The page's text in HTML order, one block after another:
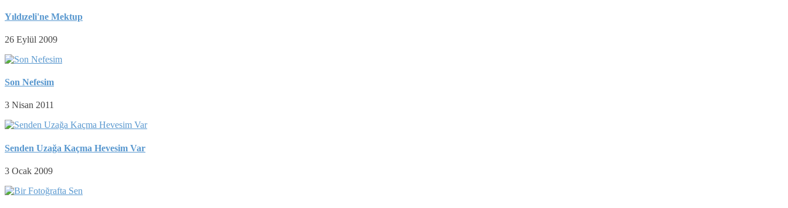
Yıldızeli'ne Mektup
26 Eylül 2009
Son Nefesim
3 Nisan 2011
Senden Uzağa Kaçma Hevesim Var
3 Ocak 2009